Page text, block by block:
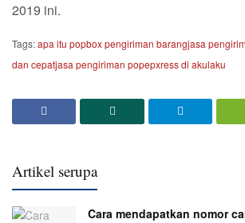
2019 ini.
Tags:apa itu popbox pengiriman barangjasa
dan cepatjasa pengiriman popepxress di akulaku
Artikel serupa
Cara mendapatkan nomor